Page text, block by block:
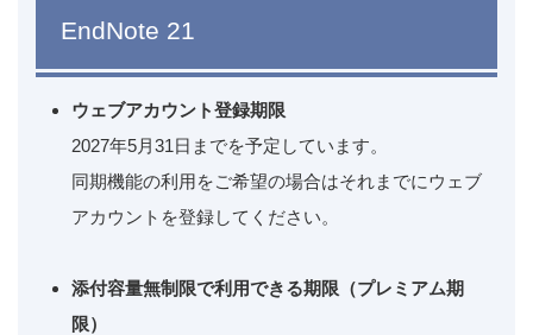
EndNote 21
ウェブアカウント登録期限
2027年5月31日までを予定しています。
同期機能の利用をご希望の場合はそれまでにウェブ
アカウントを登録してください。
添付容量無制限で利用できる期限（プレミアム期
限）